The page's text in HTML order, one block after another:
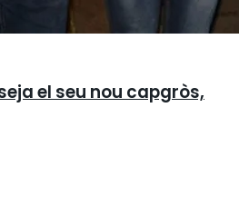
el seu nou capgròs,